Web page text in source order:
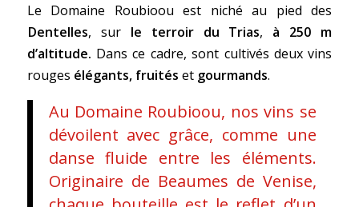
Le Domaine Roubioou est niché au pied des
Dentelles, surle terroir du Trias, à 250 m
d’altitude. Dans ce cadre, sont cultivés deux vins
rouges élégants, fruités etgourmands.
Au Domaine Roubioou, nos vins se
dévoilent avec grâce, comme une
danse fluide entre les éléments.
Originaire de Beaumes de Venise,